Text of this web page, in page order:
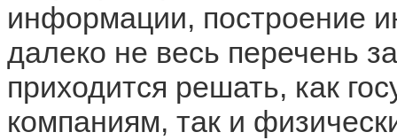
информации, построение
далеко не весь перечень
приходится решать, как
компаниям, так и